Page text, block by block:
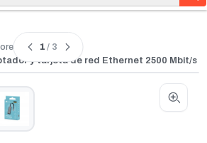
y tarjeta de red Ethernet 2500 Mbit/s
1 / 3